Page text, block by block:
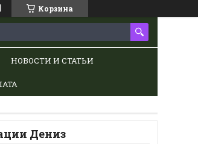
Корзина
НОВОСТИ И СТАТЬИ
Дениз